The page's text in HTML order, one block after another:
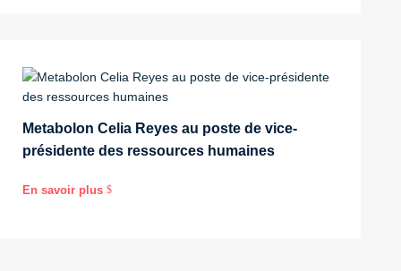
Metabolon Celia Reyes au poste de vice-
présidente des ressources humaines
En savoir plus $